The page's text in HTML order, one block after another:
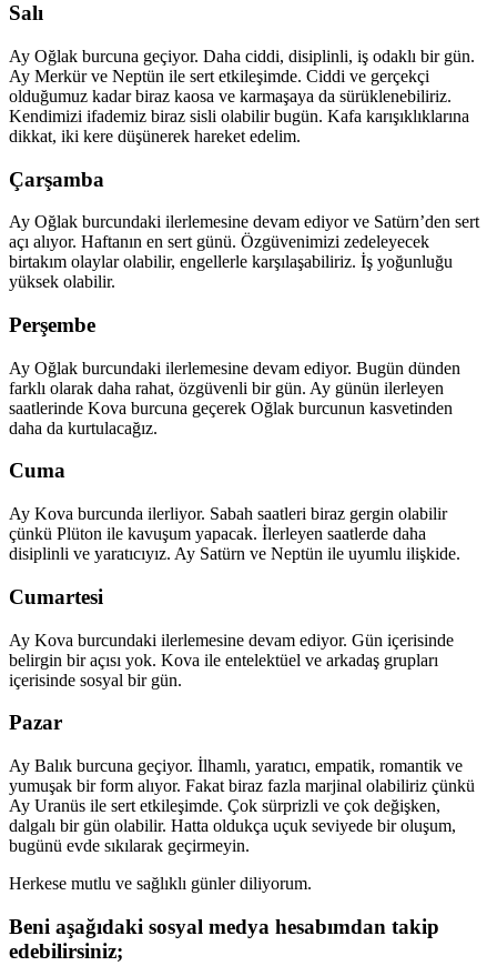
Salı
Ay Oğlak burcuna geçiyor. Daha ciddi, disiplinli, iş odaklı bir gün.
Ay Merkür ve Neptün ile sert etkileşimde. Ciddi ve gerçekçi
olduğumuz kadar biraz kaosa ve karmaşaya da sürüklenebiliriz.
Kendimizi ifademiz biraz sisli olabilir bugün. Kafa karışıklıklarına
dikkat, iki kere düşünerek hareket edelim.
Çarşamba
Ay Oğlak burcundaki ilerlemesine devam ediyor ve Satürn’den sert
açı alıyor. Haftanın en sert günü. Özgüvenimizi zedeleyecek
birtakım olaylar olabilir, engellerle karşılaşabiliriz. İş yoğunluğu
yüksek olabilir.
Perşembe
Ay Oğlak burcundaki ilerlemesine devam ediyor. Bugün dünden
farklı olarak daha rahat, özgüvenli bir gün. Ay günün ilerleyen
saatlerinde Kova burcuna geçerek Oğlak burcunun kasvetinden
daha da kurtulacağız.
Cuma
Ay Kova burcunda ilerliyor. Sabah saatleri biraz gergin olabilir
çünkü Plüton ile kavuşum yapacak. İlerleyen saatlerde daha
disiplinli ve yaratıcıyız. Ay Satürn ve Neptün ile uyumlu ilişkide.
Cumartesi
Ay Kova burcundaki ilerlemesine devam ediyor. Gün içerisinde
belirgin bir açısı yok. Kova ile entelektüel ve arkadaş grupları
içerisinde sosyal bir gün.
Pazar
Ay Balık burcuna geçiyor. İlhamlı, yaratıcı, empatik, romantik ve
yumuşak bir form alıyor. Fakat biraz fazla marjinal olabiliriz çünkü
Ay Uranüs ile sert etkileşimde. Çok sürprizli ve çok değişken,
dalgalı bir gün olabilir. Hatta oldukça uçuk seviyede bir oluşum,
bugünü evde sıkılarak geçirmeyin.
Herkese mutlu ve sağlıklı günler diliyorum.
Beni aşağıdaki sosyal medya hesabımdan takip
edebilirsiniz;